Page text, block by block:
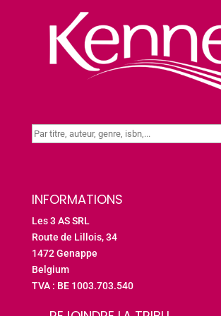
INFORMATIONS
Les 3 AS SRL
Route de Lillois, 34
1472 Genappe
Belgium
TVA : BE 1003.703.540